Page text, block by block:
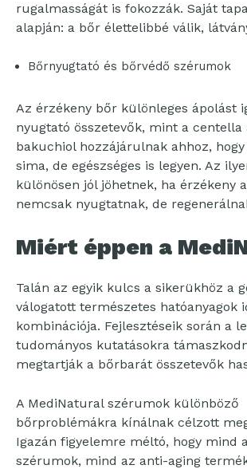
rugalmasságát is fokozzák. Saját
alapján: a bőr élettelibbé válik,
Bőrnyugtató és bőrvédő szérumok
Az érzékeny bőr különleges ápolást
nyugtató összetevők, mint a centella
bakuchiol hozzájárulnak ahhoz,
sima, de egészséges is legyen. Az
különösen jól jöhetnek, ha érzékeny
nemcsak nyugtatnak, de
Miért éppen a
Talán az egyik kulcs a sikerükhöz a
válogatott természetes hatóanyagok
kombinációja. Fejlesztéseik során a
tudományos kutatásokra
megtartják a bőrbarát összetevők
A MediNatural szérumok különböző
bőrproblémákra kínálnak célzott
Igazán figyelemre méltó, hogy mind
szérumok, mind az anti-aging